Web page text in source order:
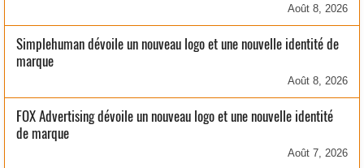
Août 8, 2026
Simplehuman dévoile un nouveau logo et une nouvelle identité de
marque
Août 8, 2026
FOX Advertising dévoile un nouveau logo et une nouvelle identité
de marque
Août 7, 2026